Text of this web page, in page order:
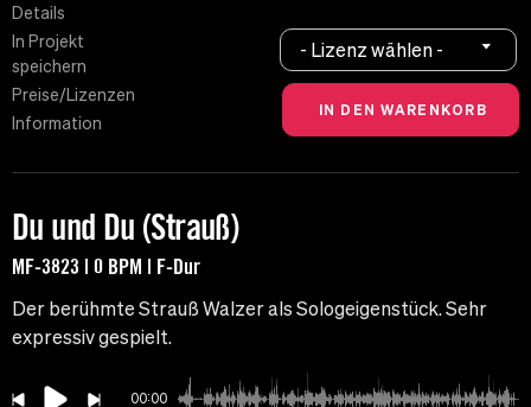
Details
In Projekt
speichern
Preise/Lizenzen
Information
- Lizenz wählen -
Du und Du (Strauß)
MF-3823 | 0 BPM | F-Dur
Der berühmte Strauß Walzer als Sologeigenstück. Sehr
expressiv gespielt.
00:00